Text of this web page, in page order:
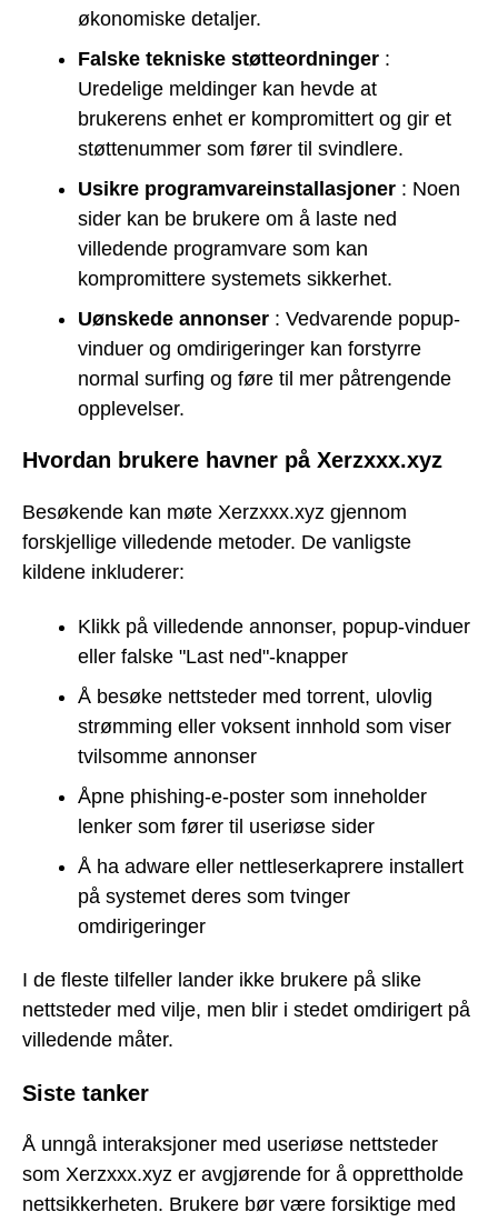
økonomiske detaljer.
Falske tekniske støtteordninger :
Uredelige meldinger kan hevde at
brukerens enhet er kompromittert og gir et
støttenummer som fører til svindlere.
Usikre programvareinstallasjoner : Noen
sider kan be brukere om å laste ned
villedende programvare som kan
kompromittere systemets sikkerhet.
Uønskede annonser : Vedvarende popup-
vinduer og omdirigeringer kan forstyrre
normal surfing og føre til mer påtrengende
opplevelser.
Hvordan brukere havner på Xerzxxx.xyz
Besøkende kan møte Xerzxxx.xyz gjennom
forskjellige villedende metoder. De vanligste
kildene inkluderer:
Klikk på villedende annonser, popup-vinduer
eller falske "Last ned"-knapper
Å besøke nettsteder med torrent, ulovlig
strømming eller voksent innhold som viser
tvilsomme annonser
Åpne phishing-e-poster som inneholder
lenker som fører til useriøse sider
Å ha adware eller nettleserkaprere installert
på systemet deres som tvinger
omdirigeringer
I de fleste tilfeller lander ikke brukere på slike
nettsteder med vilje, men blir i stedet omdirigert på
villedende måter.
Siste tanker
Å unngå interaksjoner med useriøse nettsteder
som Xerzxxx.xyz er avgjørende for å opprettholde
nettsikkerheten. Brukere bør være forsiktige med